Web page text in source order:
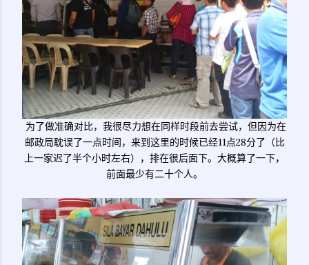
为了做准确对比，我很尽力想在同样时段前去尝试，但因为在
邮政局耽误了一点时间，来到这里的时候已经11点28分了（比
上一家迟了半个小时左右），排在很后面下。大概算了一下，
前面最少有二十个人。